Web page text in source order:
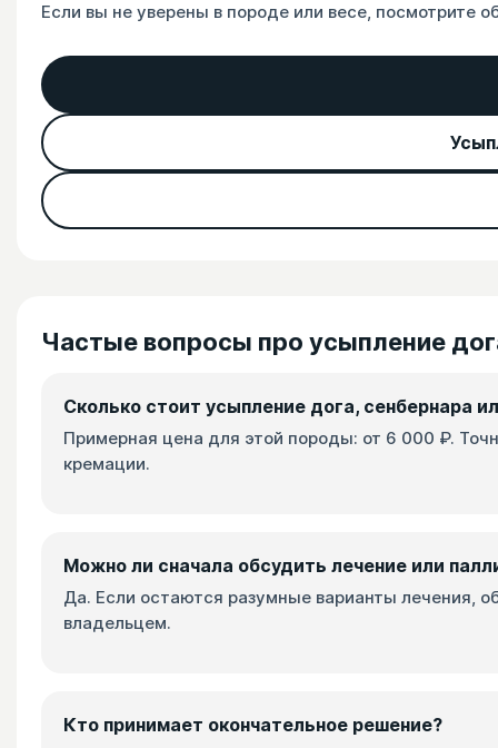
Если вы не уверены в породе или весе, посмотрите
Частые вопросы про усыпление
Сколько стоит усыпление дога, сенбернара
Примерная цена для этой породы: от 6 000 ₽.
кремации.
Можно ли сначала обсудить лечение или
Да. Если остаются разумные варианты лечения,
владельцем.
Кто принимает окончательное решение?